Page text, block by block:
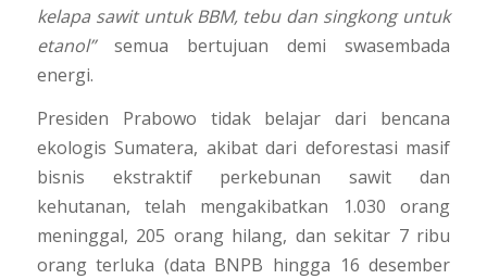
kelapa sawit untuk BBM, tebu dan singkong untuk
etanol” semua bertujuan demi swasembada
energi.
Presiden Prabowo tidak belajar dari bencana
ekologis Sumatera, akibat dari deforestasi masif
bisnis ekstraktif perkebunan sawit dan
kehutanan, telah mengakibatkan 1.030 orang
meninggal, 205 orang hilang, dan sekitar 7 ribu
orang terluka (data BNPB hingga 16 desember